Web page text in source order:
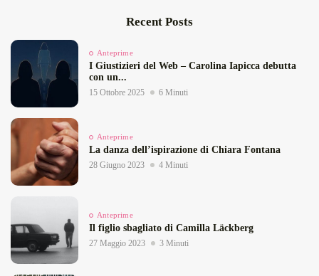
Recent Posts
Anteprime
I Giustizieri del Web – Carolina Iapicca debutta
con un...
15 Ottobre 2025 6 Minuti
Anteprime
La danza dell’ispirazione di Chiara Fontana
28 Giugno 2023 4 Minuti
Anteprime
Il figlio sbagliato di Camilla Läckberg
27 Maggio 2023 3 Minuti